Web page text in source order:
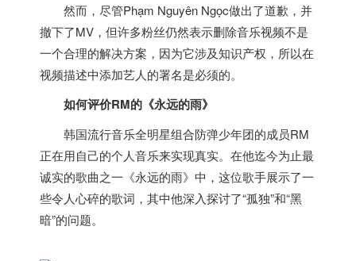
然而，尽管Phạm Nguyên Ngọc做出了道歉，并
撤下了MV，但许多粉丝仍然表示删除音乐视频不是
一个合理的解决方案，因为它涉及知识产权，所以在
视频描述中添加艺人的署名是必须的。
如何评价RM的《永远的雨》
韩国流行音乐全明星组合防弹少年团的成员RM
正在用自己的个人音乐来实现真实。在他迄今为止最
诚实的歌曲之一《永远的雨》中，这位歌手展示了一
些令人心碎的歌词，其中他深入探讨了“孤独”和“黑
暗”的问题。